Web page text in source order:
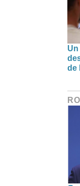
de